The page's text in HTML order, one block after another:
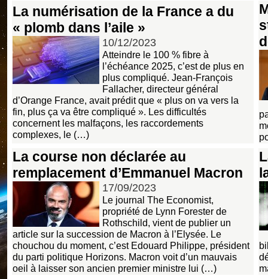
La numérisation de la France a du
« plomb dans l’aile »
10/12/2023
Atteindre le 100 % fibre à
l’échéance 2025, c’est de plus en
plus compliqué. Jean-François
Fallacher, directeur général
d’Orange France, avait prédit que « plus on va vers la
fin, plus ça va être compliqué ». Les difficultés
concernent les malfaçons, les raccordements
complexes, le (…)
La course non déclarée au
remplacement d’Emmanuel Macron
17/09/2023
Le journal The Economist,
propriété de Lynn Forester de
Rothschild, vient de publier un
article sur la succession de Macron à l’Elysée. Le
chouchou du moment, c’est Edouard Philippe, président
du parti politique Horizons. Macron voit d’un mauvais
oeil à laisser son ancien premier ministre lui (…)